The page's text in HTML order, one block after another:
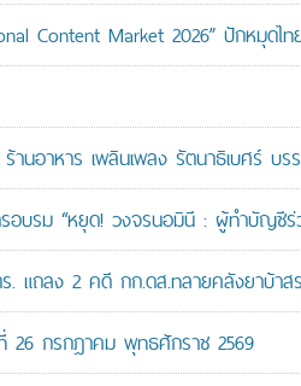
Content Market 2026” ปักหมุดไ
นอาหาร เพลินเพลง รัตนาธิเบศร์ บร
บรม “หยุด! วงจรนอมินี : ผู้ทำบัญชี
แถลง 2 คดี กก.ดส.ทลายคลังยาบ้าส
26 กรกฎาคม พุทธศักราช 2569